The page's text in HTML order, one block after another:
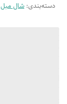
دسته‌بندی: شال مبل